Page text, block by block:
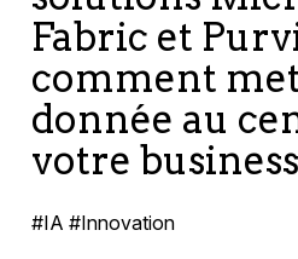
Fabric et
comment
donnée au
votre
#IA #Innovation